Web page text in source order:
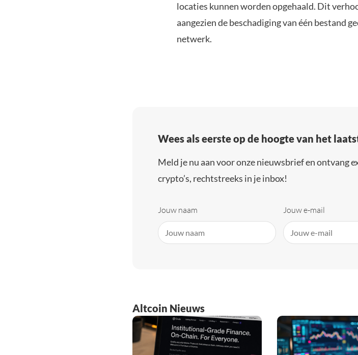
locaties kunnen worden opgehaald. Dit
aangezien de beschadiging van één bestand
netwerk.
Wees als eerste op de hoogte van het
Meld je nu aan voor onze nieuwsbrief en ontvang
crypto’s, rechtstreeks in je inbox!
Jouw naam Jouw e-mail
Altcoin Nieuws